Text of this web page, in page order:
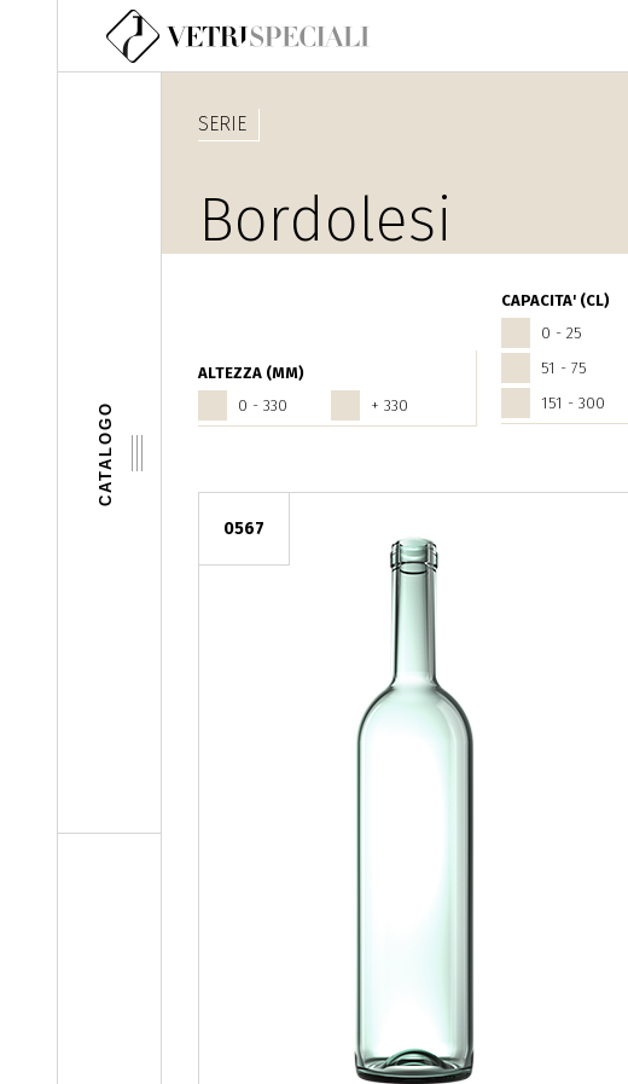
Salta al contenuto principale
CATALOGO
ALTEZZA (MM)
0 - 330
+ 330
CAPACITA' (CL)
0 - 25
51 - 75
151 - 300
SERIE
Bordolesi
0567